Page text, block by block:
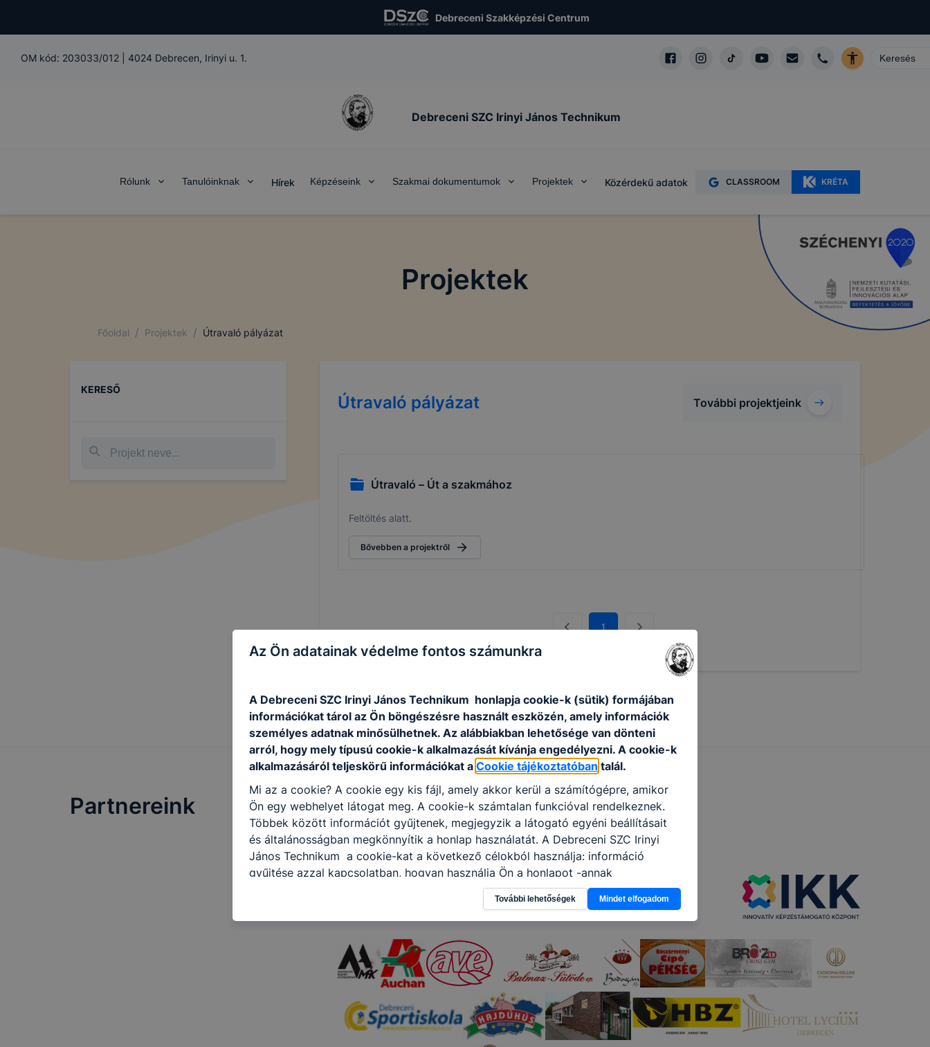
Debreceni Szakképzési Centrum
OM kód: 203033/012 4024 Debrecen, Irinyi u. 1.
Debreceni SZC Irinyi János Technikum
Rólunk Tanulóinknak Hírek Képzéseink Szakmai dokumentumok Projektek Közérdekű adatok CLASSROOM KRÉTA
Projektek
Főoldal / Projektek / Útravaló pályázat
KERESŐ
Útravaló pályázat További projektjeink
Útravaló – Út a szakmához
Feltöltés alatt.
Bővebben a projektről
1
Partnereink
Az Ön adatainak védelme fontos számunkra
A Debreceni SZC Irinyi János Technikum honlapja cookie-k (sütik) formájában
információkat tárol az Ön böngészésre használt eszközén, amely információk
személyes adatnak minősülhetnek. Az alábbiakban lehetősége van dönteni
arról, hogy mely típusú cookie-k alkalmazását kívánja engedélyezni. A cookie-k
alkalmazásáról teljeskörű információkat a Cookie tájékoztatóban talál.
Mi az a cookie? A cookie egy kis fájl, amely akkor kerül a számítógépre, amikor
Ön egy webhelyet látogat meg. A cookie-k számtalan funkcióval rendelkeznek.
Többek között információt gyűjtenek, megjegyzik a látogató egyéni beállításait
és általánosságban megkönnyítik a honlap használatát. A Debreceni SZC Irinyi
János Technikum a cookie-kat a következő célokból használja: információ
gyűjtése azzal kapcsolatban, hogyan használja Ön a honlapot -annak
felmérésével, hogy a honlap melyik részeit látogatja, vagy használja leginkább,
így megtudhatjuk, hogyan biztosítsunk Önnek még jobb felhasználói élményt, ha
ismét meglátogatja oldalunkat, honlap fejlesztése. Hogyan ellenőrizheti és hogyan
tudja kikapcsolni a cookie-kat? Minden modern böngésző engedélyezi a cookie-k
beállításának a változtatását. A legtöbb böngésző alapértelmezettként
automatikusan elfogadja a cookie-kat, de ezek általában megváltoztathatók.
Felhívjuk figyelmét, hogy mivel a cookie-k célja honlapunk használhatóságának és
folyamatainak megkönnyítése vagy lehetővé tétele, a cookie-k alkalmazásának
megakadályozása vagy törlése által előfordulhat, hogy felhasználóink nem
lesznek képesek honlapunk funkcióinak teljes körű használatára, vagy a honlap a
További lehetőségek Mindet elfogadom